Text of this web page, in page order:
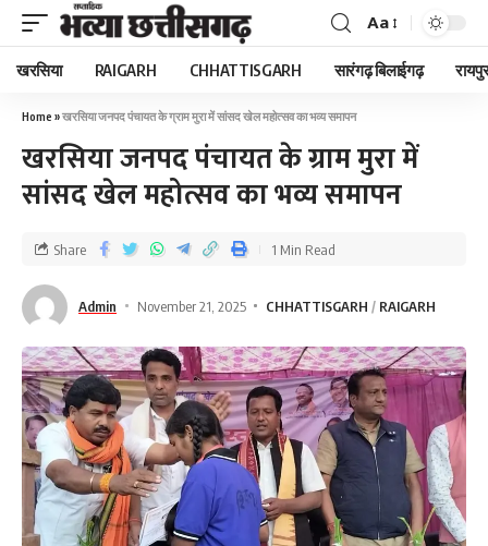
Aa
खरसिया RAIGARH CHHATTISGARH सारंगढ़ बिलाईगढ़
Home »खरसिया जनपद पंचायत के ग्राम मुरा में सांसद खेल महोत्सव का भव्य समापन
खरसिया जनपद पंचायत के ग्राम मुरा में
सांसद खेल महोत्सव का भव्य समापन
Admin November 21, 2025 CHHATTISGARH RAIGARH
Share 1 Min Read